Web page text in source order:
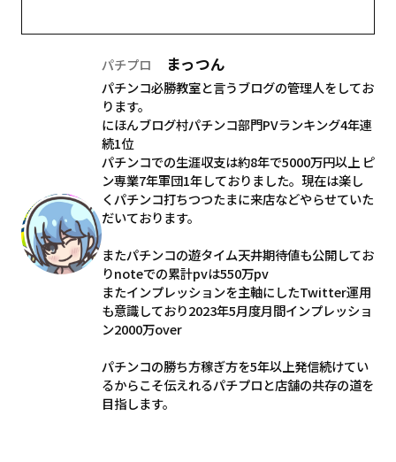
パチプロ まっつん
パチンコ必勝教室と言うブログの管理人をしてお
ります。
にほんブログ村パチンコ部門PVランキング4年連
続1位
パチンコでの生涯収支は約8年で5000万円以上 ピ
ン専業7年軍団1年しておりました。現在は楽し
くパチンコ打ちつつたまに来店などやらせていた
だいております。
またパチンコの遊タイム天井期待値も公開してお
りnoteでの累計pvは550万pv
またインプレッションを主軸にしたTwitter運用
も意識しており2023年5月度月間インプレッショ
ン2000万over
パチンコの勝ち方稼ぎ方を5年以上発信続けてい
るからこそ伝えれるパチプロと店舗の共存の道を
目指します。